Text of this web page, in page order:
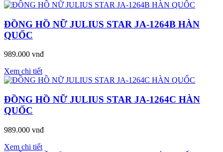
ĐỒNG HỒ NỮ JULIUS STAR JA-1264B HÀN
QUỐC
989.000 vnđ
Xem chi tiết
ĐỒNG HỒ NỮ JULIUS STAR JA-1264C HÀN
QUỐC
989.000 vnđ
Xem chi tiết